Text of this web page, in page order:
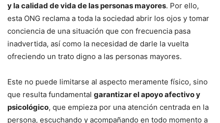
y la calidad de vida de las personas mayores. Por ello,
esta ONG reclama a toda la sociedad abrir los ojos y tomar
conciencia de una situación que con frecuencia pasa
inadvertida, así como la necesidad de darle la vuelta
ofreciendo un trato digno a las personas mayores.
Este no puede limitarse al aspecto meramente físico, sino
que resulta fundamental garantizar el apoyo afectivo y
psicológico, que empieza por una atención centrada en la
persona, escuchando y acompañando en todo momento a